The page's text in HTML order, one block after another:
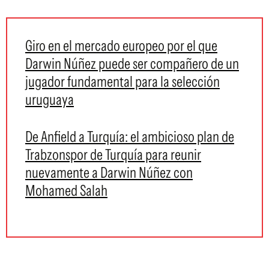
Giro en el mercado europeo por el que
Darwin Núñez puede ser compañero de un
jugador fundamental para la selección
uruguaya
De Anfield a Turquía: el ambicioso plan de
Trabzonspor de Turquía para reunir
nuevamente a Darwin Núñez con
Mohamed Salah